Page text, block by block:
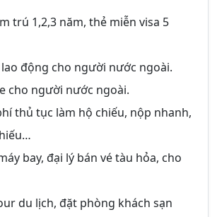
trú 1,2,3 năm, thẻ miễn visa 5
động cho người nước ngoài.
cho người nước ngoài.
thủ tục làm hộ chiếu, nộp nhanh,
bay, đại lý bán vé tàu hỏa, cho
du lịch, đặt phòng khách sạn